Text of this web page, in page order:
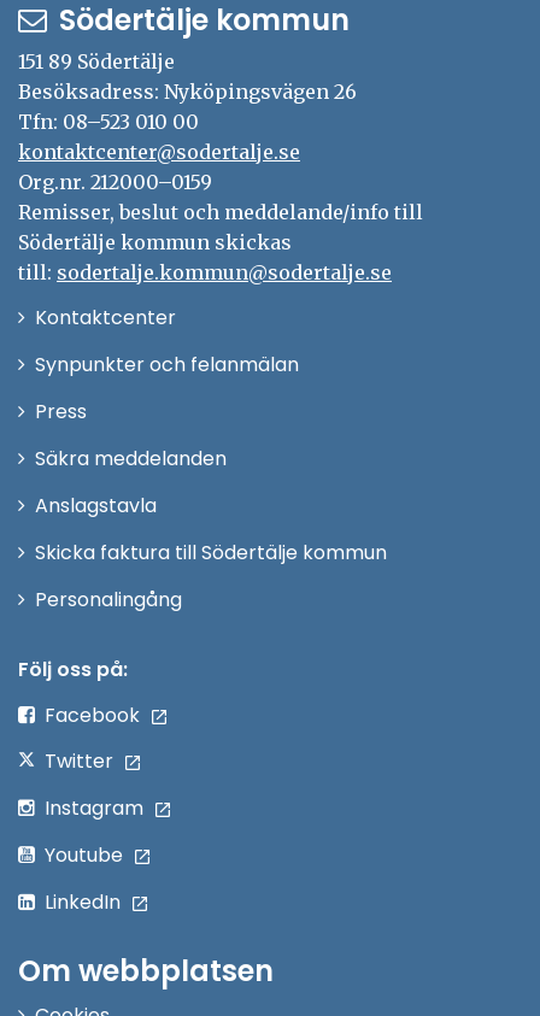
Södertälje kommun
151 89 Södertälje
Besöksadress: Nyköpingsvägen 26
Tfn: 08–523 010 00
kontaktcenter@sodertalje.se
Org.nr. 212000–0159
Remisser, beslut och meddelande/info till
Södertälje kommun skickas
till: sodertalje.kommun@sodertalje.se
KontaktcenterÖppna
Synpunkter och felanmälan
Press
fönster
Säkra meddelanden
Anslagstavla
Skicka faktura till Södertälje kommun
PersonalingångÖppna
Följ oss på:
Facebook
Twitter
Instagram
Youtube
LinkedIn
Om webbplatsen